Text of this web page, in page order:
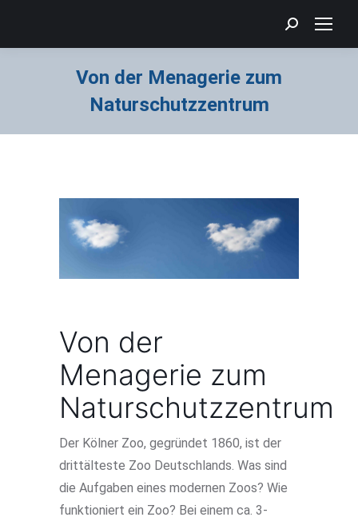
Search:
Von der Menagerie zum
Naturschutzzentrum
Von der
Menagerie zum
Naturschutzzentrum
Der Kölner Zoo, gegründet 1860, ist der
drittälteste Zoo Deutschlands. Was sind
die Aufgaben eines modernen Zoos? Wie
funktioniert ein Zoo? Bei einem ca. 3-